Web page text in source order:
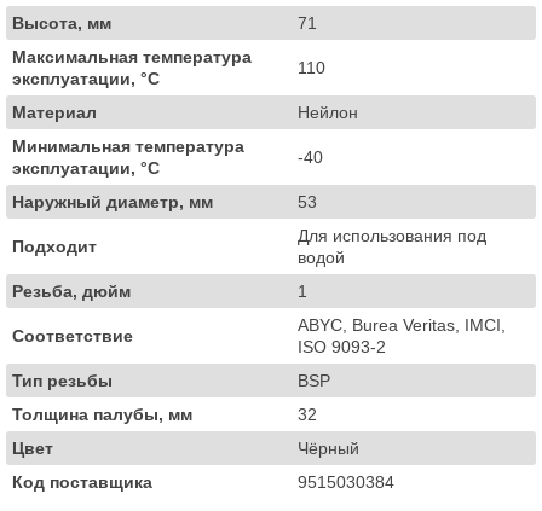
Высота, мм
71
Максимальная температура
эксплуатации, °C
110
Материал
Нейлон
Минимальная температура
эксплуатации, °C
-40
Наружный диаметр, мм 53
Подходит
Для использования под
водой
Резьба, дюйм
1
Соответствие
ABYC, Burea Veritas, IMCI,
ISO 9093-2
Тип резьбы
BSP
Толщина палубы, мм
32
Цвет
Чёрный
Код поставщика
9515030384